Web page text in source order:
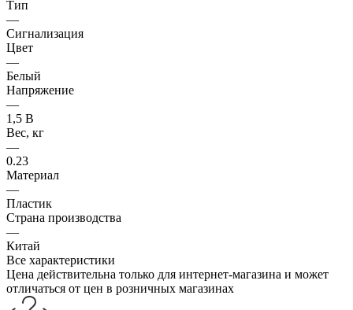
Тип
—
Сигнализация
Цвет
—
Белый
Напряжение
—
1,5 В
Вес, кг
—
0.23
Материал
—
Пластик
Страна производства
—
Китай
Все характеристики
Цена действительна только для интернет-магазина и может
отличаться от цен в розничных магазинах